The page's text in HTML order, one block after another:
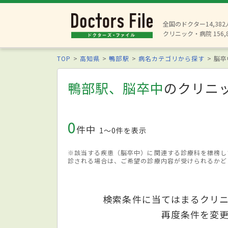
全国のドクター14,382
クリニック・病院
TOP 高知県 鴨部駅 病名カテゴリから探す 脳
鴨部駅、脳卒中のクリニ
0件中 1〜0件を表示
※該当する疾患（脳卒中）に関連する診療科を標榜
診される場合は、ご希望の診療内容が受けられるか
検索条件に当てはまるクリ
再度条件を変